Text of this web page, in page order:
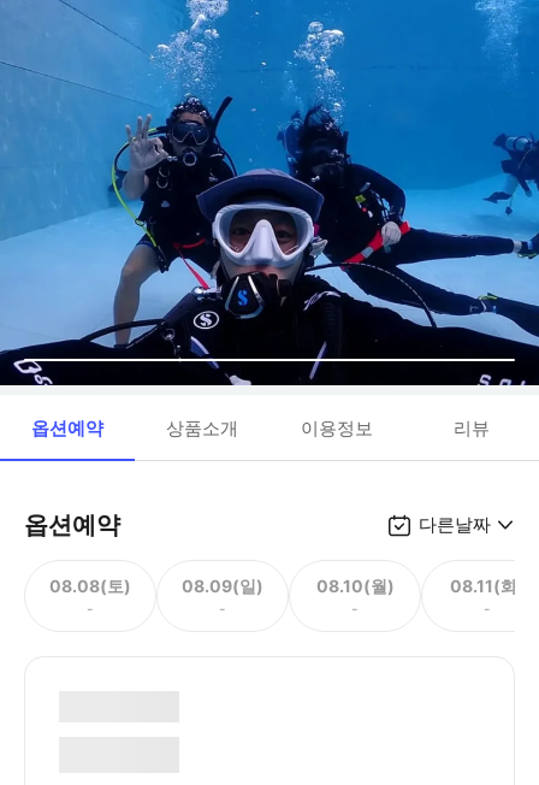
옵션예약 상품소개 이용정보 리뷰
옵션예약 다른날짜
08.08(토)
-
08.09(일)
-
08.10(월)
-
08.11(화)
-